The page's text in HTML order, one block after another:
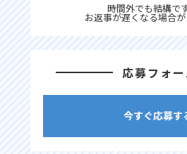
時間外でも結構で
お返事が遅くなる場合
応募フォー
今すぐ応募す